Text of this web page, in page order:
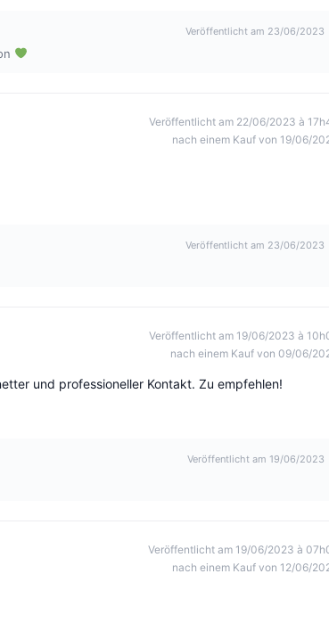
Veröffentlicht am 23/06/2023
Veröffentlicht am 22/06/2023 à
nach einem Kauf von 19/06/
Veröffentlicht am 23/06/2023
Veröffentlicht am 19/06/2023 à
nach einem Kauf von 09/06/
und professioneller Kontakt. Zu empfehlen!
Veröffentlicht am 19/06/2023
Veröffentlicht am 19/06/2023 à
nach einem Kauf von 12/06/